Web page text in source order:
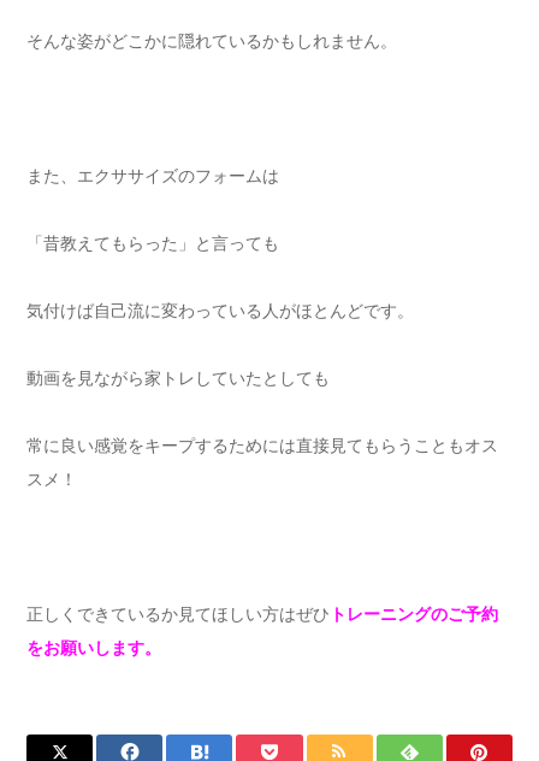
そんな姿がどこかに隠れているかもしれません。
また、エクササイズのフォームは
「昔教えてもらった」と言っても
気付けば自己流に変わっている人がほとんどです。
動画を見ながら家トレしていたとしても
常に良い感覚をキープするためには直接見てもらうこともオス
スメ！
正しくできているか見てほしい方はぜひ トレーニングのご予約
をお願いします。